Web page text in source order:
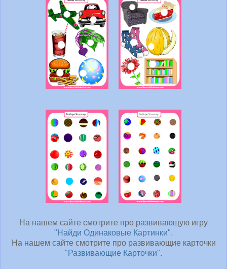
На нашем сайте смотрите про развивающую игру
"Найди Одинаковые Картинки".
На нашем сайте смотрите про развивающие карточки
"Развивающие Карточки".